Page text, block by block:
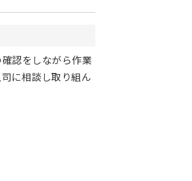
認をしながら作業
に相談し取り組ん